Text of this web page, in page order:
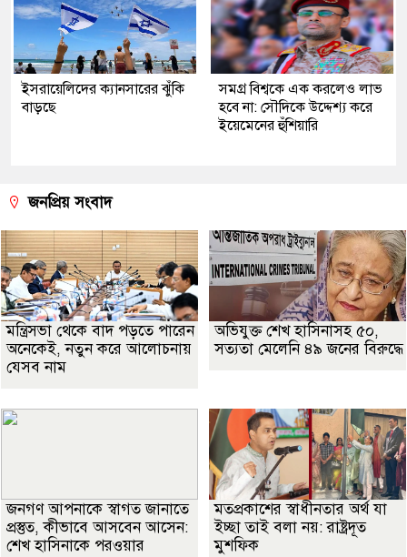
ইসরায়েলিদের ক্যানসারের ঝুঁকি
বাড়ছে
সমগ্র বিশ্বকে এক করলেও লাভ
হবে না: সৌদিকে উদ্দেশ্য করে
ইয়েমেনের হুঁশিয়ারি
জনপ্রিয় সংবাদ
মন্ত্রিসভা থেকে বাদ পড়তে পারেন
অনেকেই, নতুন করে আলোচনায়
যেসব নাম
অভিযুক্ত শেখ হাসিনাসহ ৫০,
সত্যতা মেলেনি ৪৯ জনের বিরুদ্ধে
জনগণ আপনাকে স্বাগত জানাতে
প্রস্তুত, কীভাবে আসবেন আসেন:
শেখ হাসিনাকে পরওয়ার
মতপ্রকাশের স্বাধীনতার অর্থ যা
ইচ্ছা তাই বলা নয়: রাষ্ট্রদূত
মুশফিক